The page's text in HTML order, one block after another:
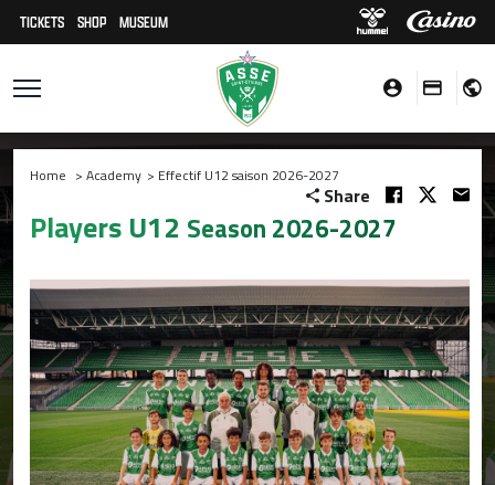
TICKETS SHOP MUSEUM
Home > Academy > Effectif U12 saison 2026-2027
Share
Players U12 Season 2026-2027